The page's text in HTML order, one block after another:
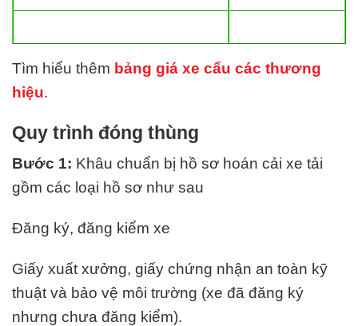
Tìm hiểu thêm bảng giá xe cẩu các thương
hiệu.
Quy trình đóng thùng
Bước 1: Khâu chuẩn bị hồ sơ hoán cải xe tải
gồm các loại hồ sơ như sau
Đăng ký, đăng kiểm xe
Giấy xuất xưởng, giấy chứng nhận an toàn kỹ
thuật và bảo vệ môi trường (xe đã đăng ký
nhưng chưa đăng kiểm).